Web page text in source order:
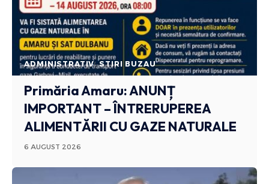
ADMINISTRATIV STIRI BUZAU
Primăria Amaru: ANUNȚ
IMPORTANT – ÎNTRERUPEREA
ALIMENTĂRII CU GAZE NATURALE
6 AUGUST 2026